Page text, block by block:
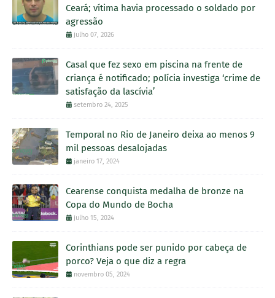
Ceará; vítima havia processado o soldado por
agressão
julho 07, 2026
Casal que fez sexo em piscina na frente de
criança é notificado; polícia investiga ‘crime de
satisfação da lascívia’
setembro 24, 2025
Temporal no Rio de Janeiro deixa ao menos 9
mil pessoas desalojadas
janeiro 17, 2024
Cearense conquista medalha de bronze na
Copa do Mundo de Bocha
julho 15, 2024
Corinthians pode ser punido por cabeça de
porco? Veja o que diz a regra
novembro 05, 2024